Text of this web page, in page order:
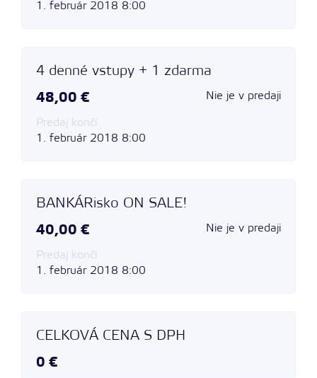
1. február 2018 8:00
4 denné vstupy + 1 zdarma
48,00 € Nie je v predaji
Predaj končí
1. február 2018 8:00
BANKÁRisko ON SALE!
40,00 € Nie je v predaji
Predaj končí
1. február 2018 8:00
CELKOVÁ CENA S DPH
0 €